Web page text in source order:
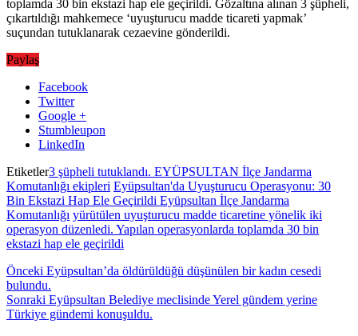
toplamda 30 bin ekstazi hap ele geçirildi. Gözaltına alınan 3 şüpheli,
çıkartıldığı mahkemece ‘uyuşturucu madde ticareti yapmak’
suçundan tutuklanarak cezaevine gönderildi.
Paylaş
Facebook
Twitter
Google +
Stumbleupon
LinkedIn
Etiketler3 şüpheli tutuklandı. EYÜPSULTAN İlçe Jandarma
Komutanlığı ekipleri Eyüpsultan'da Uyuşturucu Operasyonu: 30
Bin Ekstazi Hap Ele Geçirildi Eyüpsultan İlçe Jandarma
Komutanlığı yürütülen uyuşturucu madde ticaretine yönelik iki
operasyon düzenledi. Yapılan operasyonlarda toplamda 30 bin
ekstazi hap ele geçirildi
Önceki Eyüpsultan’da öldürüldüğü düşünülen bir kadın cesedi
bulundu.
Sonraki Eyüpsultan Belediye meclisinde Yerel gündem yerine
Türkiye gündemi konuşuldu.